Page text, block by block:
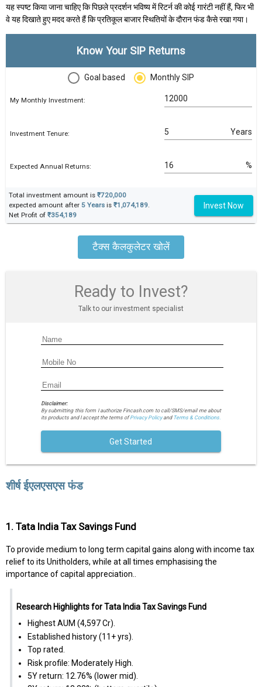
यह स्पष्ट किया जाना चाहिए कि पिछले प्रदर्शन भविष्य में रिटर्न की कोई गारंटी नहीं हैं, फिर भी
वे यह दिखाते हुए मदद करते हैं कि प्रतिकूल बाजार स्थितियों के दौरान फंड कैसे रखा गया।
Know Your SIP Returns
Goal based Monthly SIP
My Monthly Investment:
Investment Tenure: Years
Expected Annual Returns: %
Total investment amount is ₹720,000
expected amount after 5 Years is ₹1,074,189.
Net Profit of ₹354,189
Invest Now
टैक्स कैलकुलेटर खोलें
Ready to Invest?
Talk to our investment specialist
Disclaimer:
By submitting this form I authorize Fincash.com to call/SMS/email me about
its products and I accept the terms ofPrivacy Policyand Terms & Conditions.
Get Started
शीर्ष ईएलएसएस फंड
1. Tata India Tax Savings Fund
To provide medium to long term capital gains along with income tax
relief to its Unitholders, while at all times emphasising the
importance of capital appreciation..
Research Highlights for Tata India Tax Savings Fund
Highest AUM (₹4,597 Cr).
Established history (11+ yrs).
Top rated.
Risk profile: Moderately High.
5Y return: 12.76% (lower mid).